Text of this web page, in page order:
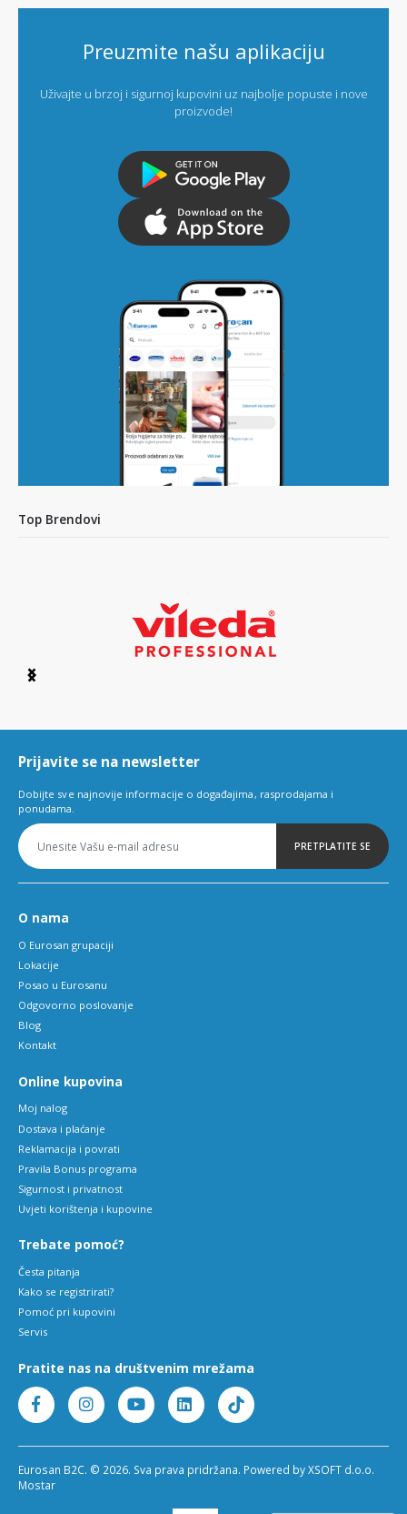
Preuzmite našu aplikaciju
Uživajte u brzoj i sigurnoj kupovini uz najbolje popuste i nove
proizvode!
Top Brendovi
Item
6
Prijavite se na newsletter
Dobijte sve najnovije informacije o događajima, rasprodajama i
ponudama.
PRETPLATITE SE
O nama
O Eurosan grupaciji
Lokacije
Posao u Eurosanu
Odgovorno poslovanje
Blog
Kontakt
Online kupovina
Moj nalog
Dostava i plaćanje
Reklamacija i povrati
Pravila Bonus programa
Sigurnost i privatnost
Uvjeti korištenja i kupovine
Trebate pomoć?
Česta pitanja
Kako se registrirati?
Pomoć pri kupovini
Servis
Pratite nas na društvenim mrežama
Eurosan B2C. © 2026. Sva prava pridržana. Powered by XSOFT d.o.o.
Mostar